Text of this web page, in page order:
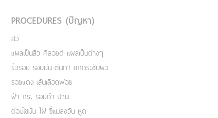
PROCEDURES (ปัญหา)
สิว
แผลเป็นสิว คีลอยด์ แผลเป็นต่างๆ
ริ้วรอย รอยย่น ตีนกา ยกกระชับผิว
รอยแดง เส้นเลือดฟอย
ฝ้า กระ รอยดำ ปาน
ต่อมไขมัน ไฝ ขี้แมลงวัน หูด